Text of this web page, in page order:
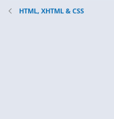
HTML, XHTML & CSS